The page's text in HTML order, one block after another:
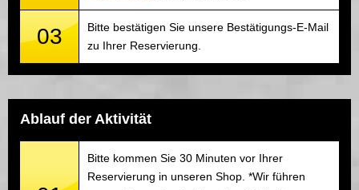
03
Bitte bestätigen Sie unsere Bestätigungs-E-Mail
zu Ihrer Reservierung.
Ablauf der Aktivität
Bitte kommen Sie 30 Minuten vor Ihrer
Reservierung in unseren Shop. *Wir führen